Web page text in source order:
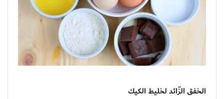
الخفق الزّائد لخليط الكيك